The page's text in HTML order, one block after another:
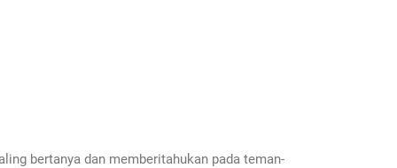
bertanya dan memberitahukan pada teman-